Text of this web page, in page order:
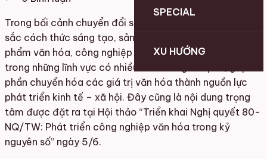
SPECIAL
XU HƯỚNG
Trong bối cảnh chuyển đổi số đang làm thay đổi sâu
sắc cách thức sáng tạo, sản xuất và tiêu dùng các sản
phẩm văn hóa, công nghiệp văn hóa được xem là một
trong những lĩnh vực có nhiều tiềm năng bứt phá, góp
phần chuyển hóa các giá trị văn hóa thành nguồn lực
phát triển kinh tế – xã hội. Đây cũng là nội dung trọng
tâm được đặt ra tại Hội thảo “Triển khai Nghị quyết 80-
NQ/TW: Phát triển công nghiệp văn hóa trong kỷ
nguyên số” ngày 5/6.